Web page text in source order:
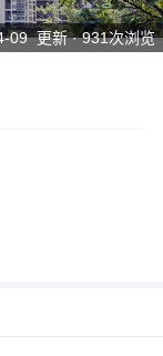
09 更新 · 931次浏览